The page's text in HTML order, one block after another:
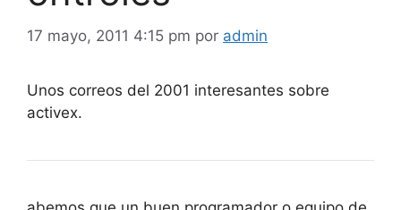
17 mayo, 2011 4:15 pm por admin
Unos correos del 2001 interesantes sobre
activex.